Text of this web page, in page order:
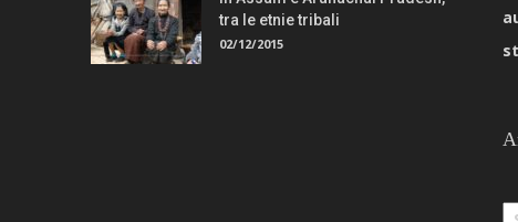
tra le etnie tribali
02/12/2015